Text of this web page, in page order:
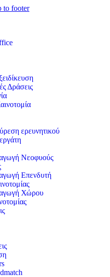
to footer
Δράσεις
ερευνητικού
Νεοφυούς
Επενδυτή
Χώρου